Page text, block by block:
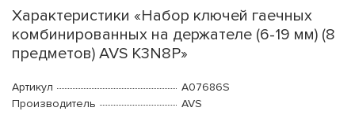
Характеристики «Набор ключей гаечных
комбинированных на держателе (6-19 мм) (8
предметов) AVS K3N8P»
Артикул
A07686S
Производитель
AVS